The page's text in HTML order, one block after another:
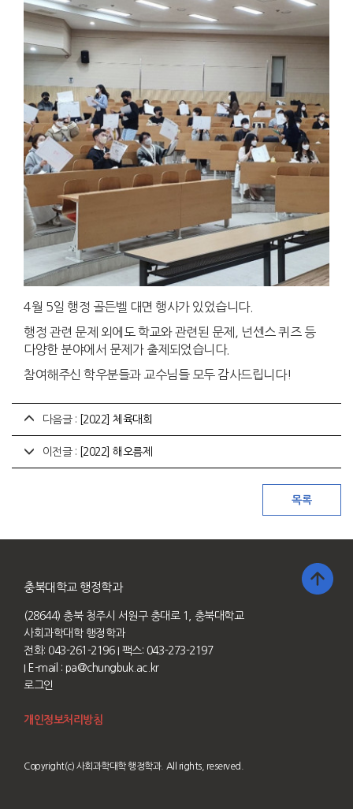
4월 5일 행정 골든벨 대면 행사가 있었습니다.
행정 관련 문제 외에도 학교와 관련된 문제, 넌센스 퀴즈 등
다양한 분야에서 문제가 출제되었습니다.
참여해주신 학우분들과 교수님들 모두 감사드립니다!
다음글 : [2022] 체육대회
이전글 : [2022] 해오름제
충북대학교 행정학과
(28644) 충북 청주시 서원구 충대로 1, 충북대학교
사회과학대학 행정학과
전화: 043-261-2196 I 팩스: 043-273-2197
I E-mail : pa@chungbuk.ac.kr
로그인
개인정보처리방침
Copyright(c) 사회과학대학 행정학과. All rights, reserved.